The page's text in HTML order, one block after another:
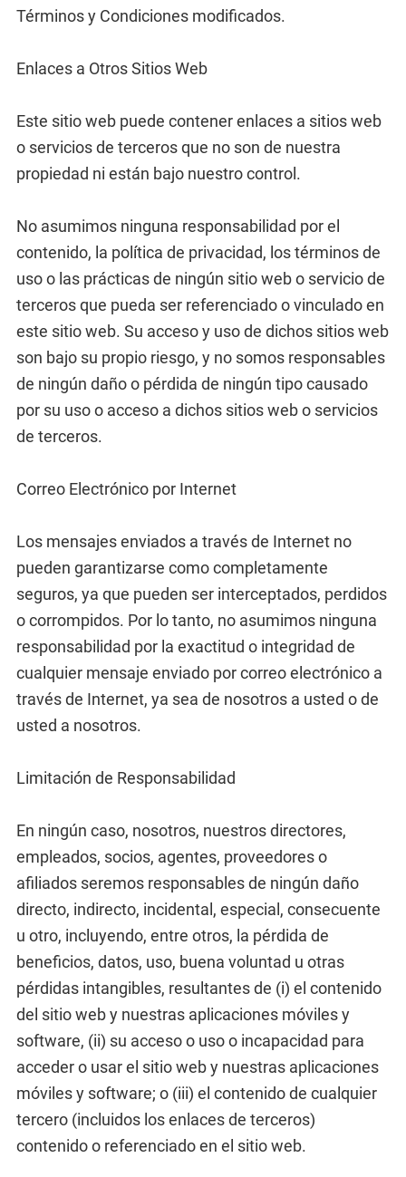
Términos y Condiciones modificados.
Enlaces a Otros Sitios Web
Este sitio web puede contener enlaces a sitios web
o servicios de terceros que no son de nuestra
propiedad ni están bajo nuestro control.
No asumimos ninguna responsabilidad por el
contenido, la política de privacidad, los términos de
uso o las prácticas de ningún sitio web o servicio de
terceros que pueda ser referenciado o vinculado en
este sitio web. Su acceso y uso de dichos sitios web
son bajo su propio riesgo, y no somos responsables
de ningún daño o pérdida de ningún tipo causado
por su uso o acceso a dichos sitios web o servicios
de terceros.
Correo Electrónico por Internet
Los mensajes enviados a través de Internet no
pueden garantizarse como completamente
seguros, ya que pueden ser interceptados, perdidos
o corrompidos. Por lo tanto, no asumimos ninguna
responsabilidad por la exactitud o integridad de
cualquier mensaje enviado por correo electrónico a
través de Internet, ya sea de nosotros a usted o de
usted a nosotros.
Limitación de Responsabilidad
En ningún caso, nosotros, nuestros directores,
empleados, socios, agentes, proveedores o
afiliados seremos responsables de ningún daño
directo, indirecto, incidental, especial, consecuente
u otro, incluyendo, entre otros, la pérdida de
beneficios, datos, uso, buena voluntad u otras
pérdidas intangibles, resultantes de (i) el contenido
del sitio web y nuestras aplicaciones móviles y
software, (ii) su acceso o uso o incapacidad para
acceder o usar el sitio web y nuestras aplicaciones
móviles y software; o (iii) el contenido de cualquier
tercero (incluidos los enlaces de terceros)
contenido o referenciado en el sitio web.